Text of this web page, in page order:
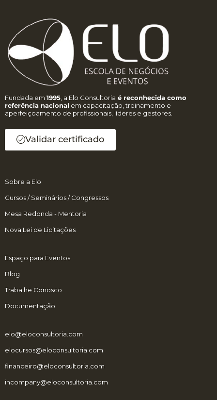
Fundada em 1995 , a Elo Consultoria é reconhecida como
referência nacional em capacitação, treinamento e
aperfeiçoamento de profissionais, líderes e gestores.
Validar certificado
Sobre a Elo
Cursos / Seminários / Congressos
Mesa Redonda - Mentoria
Nova Lei de Licitações
Espaço para Eventos
Blog
Trabalhe Conosco
Documentação
elo@eloconsultoria.com
elocursos@eloconsultoria.com
financeiro@eloconsultoria.com
incompany@eloconsultoria.com